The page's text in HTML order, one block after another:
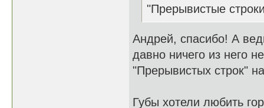
"Прерывистые
Андрей, спасибо! А
давно ничего из него
"Прерывистых строк"
Губы хотели любить